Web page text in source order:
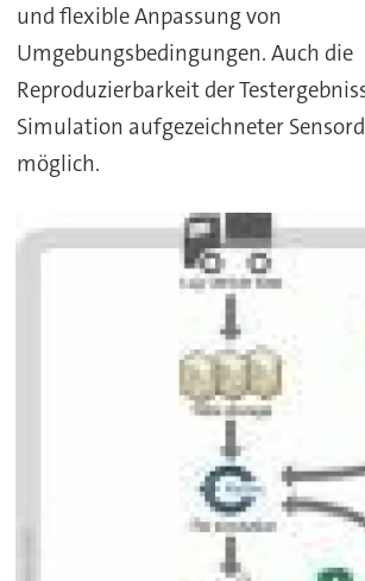
und flexible Anpassung von
Umgebungsbedingungen. Auch die
Reproduzierbarkeit der
Simulation aufgezeichneter
möglich.